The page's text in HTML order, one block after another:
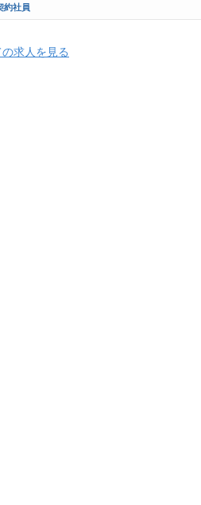
約社員
求人を見る